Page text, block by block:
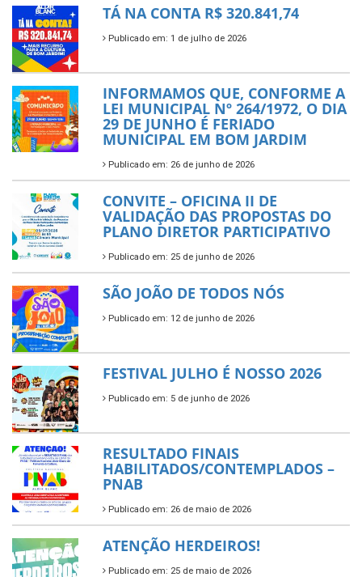
TÁ NA CONTA R$ 320.841,74
Publicado em: 1 de julho de 2026
INFORMAMOS QUE, CONFORME A
LEI MUNICIPAL Nº 264/1972, O DIA
29 DE JUNHO É FERIADO
MUNICIPAL EM BOM JARDIM
Publicado em: 26 de junho de 2026
CONVITE – OFICINA II DE
VALIDAÇÃO DAS PROPOSTAS DO
PLANO DIRETOR PARTICIPATIVO
Publicado em: 25 de junho de 2026
SÃO JOÃO DE TODOS NÓS
Publicado em: 12 de junho de 2026
FESTIVAL JULHO É NOSSO 2026
Publicado em: 5 de junho de 2026
RESULTADO FINAIS
HABILITADOS/CONTEMPLADOS –
PNAB
Publicado em: 26 de maio de 2026
ATENÇÃO HERDEIROS!
Publicado em: 25 de maio de 2026